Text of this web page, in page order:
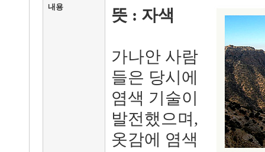
내용
뜻 : 자색
가나안 사람
들은 당시에
염색 기술이
발전했으며,
옷감에 염색